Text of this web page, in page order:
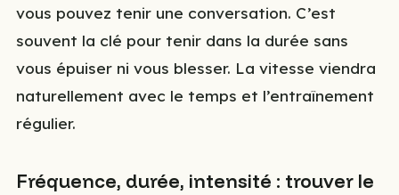
vous pouvez tenir une conversation. C’est
souvent la clé pour tenir dans la durée sans
vous épuiser ni vous blesser. La vitesse viendra
naturellement avec le temps et l’entraînement
régulier.
Fréquence, durée, intensité : trouver le